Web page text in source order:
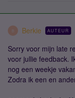
B Berkie AUTEUR
Sorry voor mijn late
voor jullie feedback.
nog een weekje
Zodra ik een en